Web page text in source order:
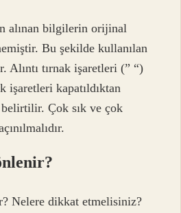
alınan bilgilerin orijinal
Bu şekilde kullanılan
Alıntı tırnak işaretleri (” “)
işaretleri kapatıldıktan
Çok sık ve çok
Nelere dikkat etmelisiniz?